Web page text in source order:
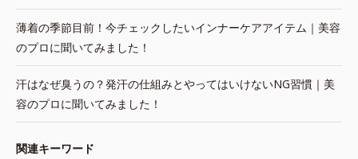
薄着の季節目前！今チェックしたいインナーケアアイテム｜美容
のプロに聞いてみました！
汗はなぜ臭うの？発汗の仕組みとやってはいけないNG習慣｜美
容のプロに聞いてみました！
関連キーワード